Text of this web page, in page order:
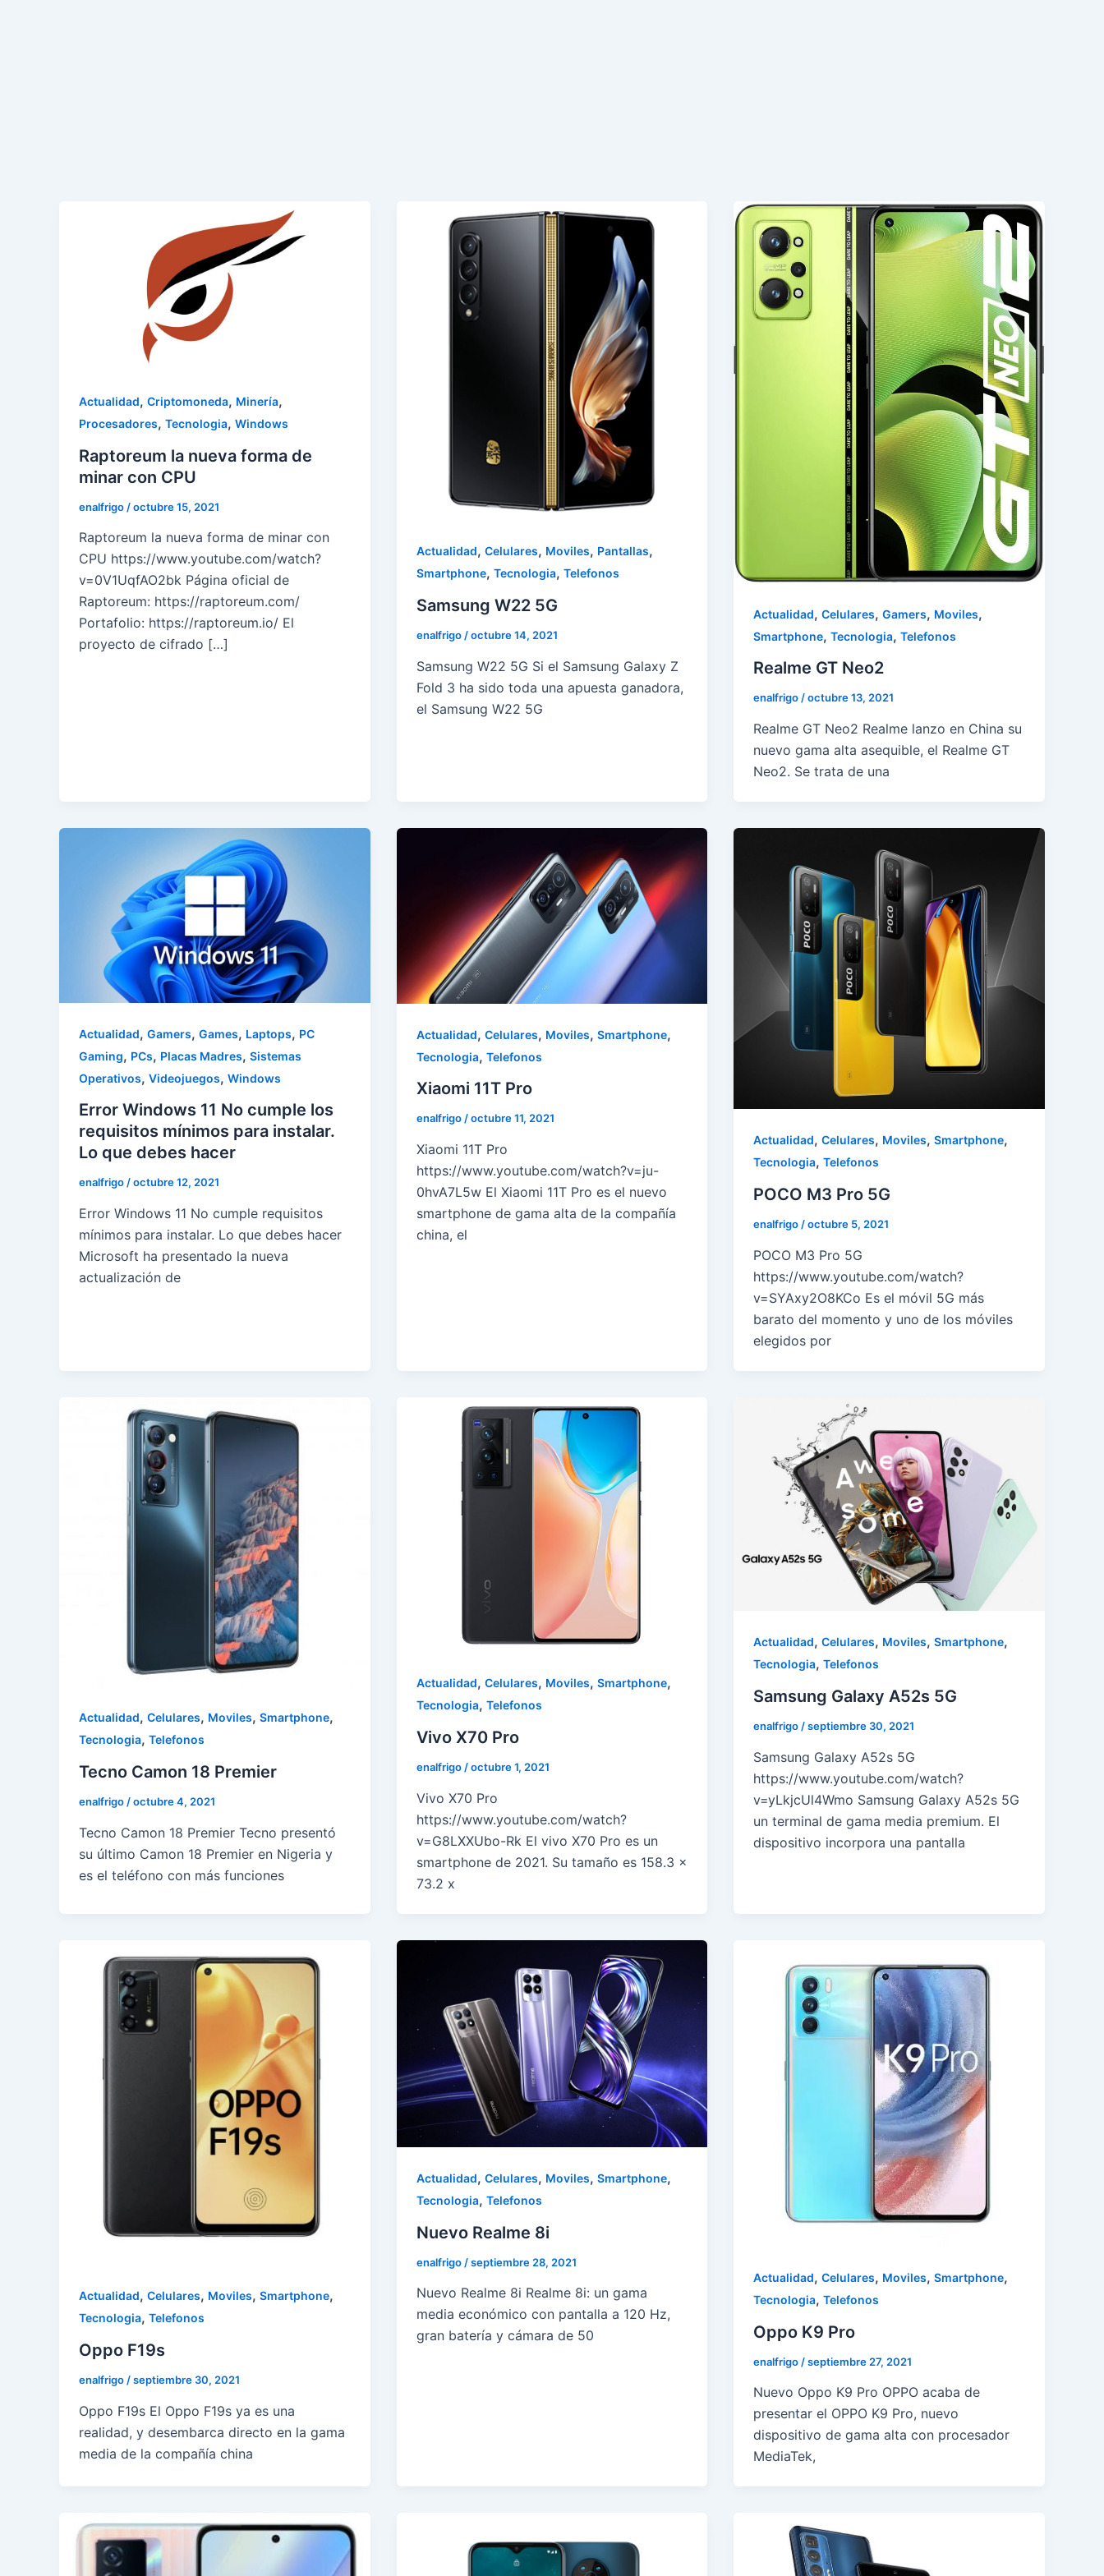
Actualidad, Criptomoneda, Minería,
Procesadores, Tecnologia, Windows
Raptoreum la nueva forma de
minar con CPU
enalfrigo /octubre 15, 2021
Raptoreum la nueva forma de minar con
CPU https://www.youtube.com/watch?
v=0V1UqfAO2bk Página oficial de
Raptoreum: https://raptoreum.com/
Portafolio: https://raptoreum.io/ El
proyecto de cifrado […]
Actualidad, Celulares, Moviles, Pantallas,
Smartphone, Tecnologia, Telefonos
Samsung W22 5G
enalfrigo/octubre 14, 2021
Samsung W22 5G Si el Samsung Galaxy Z
Fold 3 ha sido toda una apuesta ganadora,
el Samsung W22 5G
Actualidad,Celulares,Gamers, Moviles,
Smartphone,Tecnologia,Telefonos
Realme GT Neo2
enalfrigo/octubre 13, 2021
Realme GT Neo2 Realme lanzo en China su
nuevo gama alta asequible, el Realme GT
Neo2. Se trata de una
Actualidad, Gamers, Games, Laptops, PC
Gaming, PCs, Placas Madres, Sistemas
Operativos, Videojuegos, Windows
Error Windows 11 No cumple los
requisitos mínimos para instalar.
Lo que debes hacer
enalfrigo/octubre 12, 2021
Error Windows 11 No cumple requisitos
mínimos para instalar. Lo que debes hacer
Microsoft ha presentado la nueva
actualización de
Actualidad, Celulares, Moviles, Smartphone,
Tecnologia, Telefonos
Xiaomi 11T Pro
enalfrigo/octubre 11, 2021
Xiaomi 11T Pro
https://www.youtube.com/watch?v=ju-
0hvA7L5w El Xiaomi 11T Pro es el nuevo
smartphone de gama alta de la compañía
china, el
Actualidad,Celulares, Moviles,Smartphone,
Tecnologia,Telefonos
POCO M3 Pro 5G
enalfrigo /octubre 5, 2021
POCO M3 Pro 5G
https://www.youtube.com/watch?
v=SYAxy2O8KCo Es el móvil 5G más
barato del momento y uno de los móviles
elegidos por
Actualidad, Celulares, Moviles, Smartphone,
Tecnologia, Telefonos
Tecno Camon 18 Premier
enalfrigo /octubre 4, 2021
Tecno Camon 18 Premier Tecno presentó
su último Camon 18 Premier en Nigeria y
es el teléfono con más funciones
Actualidad, Celulares, Moviles, Smartphone,
Tecnologia, Telefonos
Vivo X70 Pro
enalfrigo/octubre 1, 2021
Vivo X70 Pro
https://www.youtube.com/watch?
v=G8LXXUbo-Rk El vivo X70 Pro es un
smartphone de 2021. Su tamaño es 158.3 x
73.2 x
Actualidad,Celulares, Moviles,Smartphone,
Tecnologia,Telefonos
Samsung Galaxy A52s 5G
enalfrigo /septiembre 30, 2021
Samsung Galaxy A52s 5G
https://www.youtube.com/watch?
v=yLkjcUl4Wmo Samsung Galaxy A52s 5G
un terminal de gama media premium. El
dispositivo incorpora una pantalla
Actualidad, Celulares, Moviles, Smartphone,
Tecnologia, Telefonos
Oppo F19s
enalfrigo /septiembre 30, 2021
Oppo F19s El Oppo F19s ya es una
realidad, y desembarca directo en la gama
media de la compañía china
Actualidad, Celulares, Moviles, Smartphone,
Tecnologia, Telefonos
Nuevo Realme 8i
enalfrigo /septiembre 28, 2021
Nuevo Realme 8i Realme 8i: un gama
media económico con pantalla a 120 Hz,
gran batería y cámara de 50
Actualidad,Celulares, Moviles,Smartphone,
Tecnologia,Telefonos
Oppo K9 Pro
enalfrigo /septiembre 27, 2021
Nuevo Oppo K9 Pro OPPO acaba de
presentar el OPPO K9 Pro, nuevo
dispositivo de gama alta con procesador
MediaTek,